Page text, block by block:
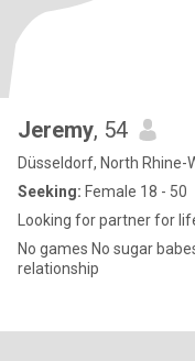
Jeremy, 54
Düsseldorf, North Rhine-
Seeking: Female 18 - 50
Looking for partner for
No games No sugar
relationship